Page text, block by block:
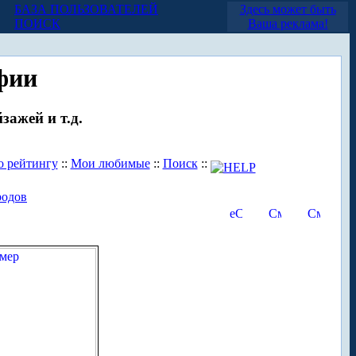
БАЗА ПОЛЬЗОВАТЕЛЕЙ
ПОИСК
Здесь может быть
Ваша реклама!
и т.д.
рейтингу:: Мои любимые:: Поиск::